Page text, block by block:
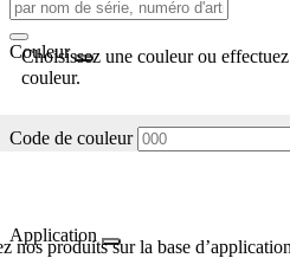
Couleur
Choisissez une couleur ou
couleur.
Code de couleur
Application
nos produits sur la base